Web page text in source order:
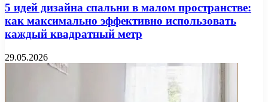
5 идей дизайна спальни в малом пространстве:
как максимально эффективно использовать
каждый квадратный метр
29.05.2026